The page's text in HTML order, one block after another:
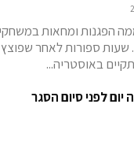
הפגנות ומחאות
שעות ספורות לאחר
באוסטריה...
יום לפני סיום הסגר